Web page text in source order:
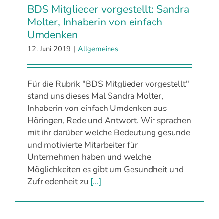
BDS Mitglieder vorgestellt: Sandra
Molter, Inhaberin von einfach
Umdenken
12. Juni 2019 | Allgemeines
Für die Rubrik "BDS Mitglieder vorgestellt"
stand uns dieses Mal Sandra Molter,
Inhaberin von einfach Umdenken aus
Höringen, Rede und Antwort. Wir sprachen
mit ihr darüber welche Bedeutung gesunde
und motivierte Mitarbeiter für
Unternehmen haben und welche
Möglichkeiten es gibt um Gesundheit und
Zufriedenheit zu [...]